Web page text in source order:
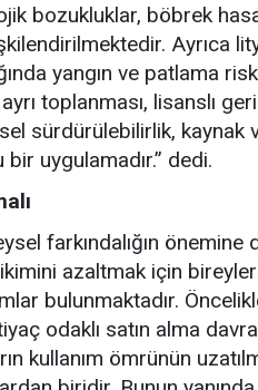
bozukluklar, böbrek
Ayrıca
yangın ve patlama
toplanması, lisanslı
sürdürülebilirlik, kaynak
bir uygulamadır.” dedi.
farkındalığın önemine
azaltmak için
bulunmaktadır.
odaklı satın alma
kullanım ömrünün